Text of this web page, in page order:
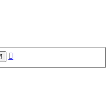
Suche